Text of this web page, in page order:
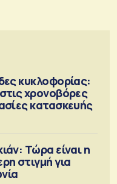
κυκλοφορίας:
χρονοβόρες
κατασκευής
Τώρα είναι η
στιγμή για